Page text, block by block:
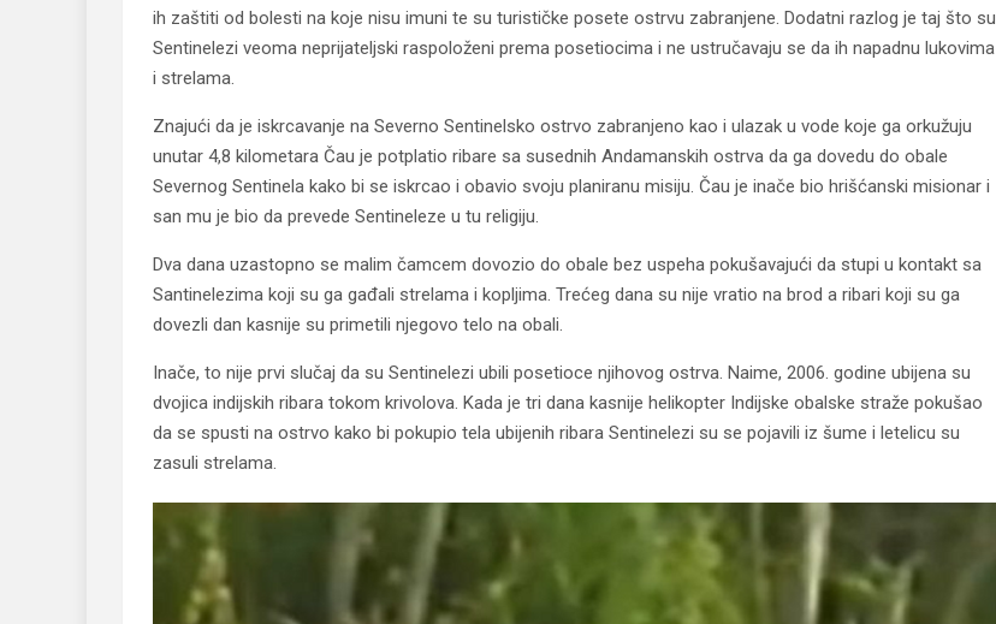
ih zaštiti od bolesti na koje nisu imuni te su turističke posete ostrvu zabranjene. Dodatni razlog je taj što su
Sentinelezi veoma neprijateljski raspoloženi prema posetiocima i ne ustručavaju se da ih napadnu lukovima
i strelama.
Znajući da je iskrcavanje na Severno Sentinelsko ostrvo zabranjeno kao i ulazak u vode koje ga orkužuju
unutar 4,8 kilometara Čau je potplatio ribare sa susednih Andamanskih ostrva da ga dovedu do obale
Severnog Sentinela kako bi se iskrcao i obavio svoju planiranu misiju. Čau je inače bio hrišćanski misionar i
san mu je bio da prevede Sentineleze u tu religiju.
Dva dana uzastopno se malim čamcem dovozio do obale bez uspeha pokušavajući da stupi u kontakt sa
Santinelezima koji su ga gađali strelama i kopljima. Trećeg dana su nije vratio na brod a ribari koji su ga
dovezli dan kasnije su primetili njegovo telo na obali.
Inače, to nije prvi slučaj da su Sentinelezi ubili posetioce njihovog ostrva. Naime, 2006. godine ubijena su
dvojica indijskih ribara tokom krivolova. Kada je tri dana kasnije helikopter Indijske obalske straže pokušao
da se spusti na ostrvo kako bi pokupio tela ubijenih ribara Sentinelezi su se pojavili iz šume i letelicu su
zasuli strelama.